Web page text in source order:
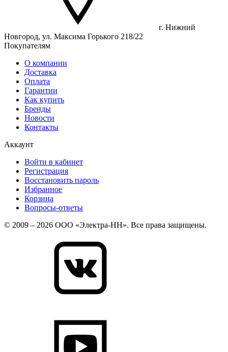
г. Нижний
Новгород, ул. Максима Горького 218/22
Покупателям
О компании
Доставка
Оплата
Гарантии
Как купить
Бренды
Новости
Контакты
Аккаунт
Войти в кабинет
Регистрация
Восстановить пароль
Избранное
Корзина
Вопросы-ответы
© 2009 – 2026 ООО «Электра-НН». Все права защищены.